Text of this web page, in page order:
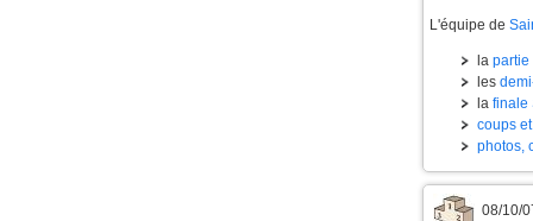
L'équipe de
la partie
les
la finale
coups
photos,
08/10/